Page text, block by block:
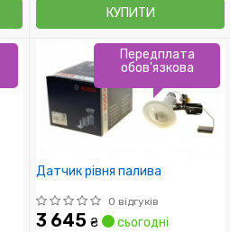
КУПИТИ
Датчик рівня палива
0 відгуків
3 645 ₴ сьогодні
Передплата
обов'язкова